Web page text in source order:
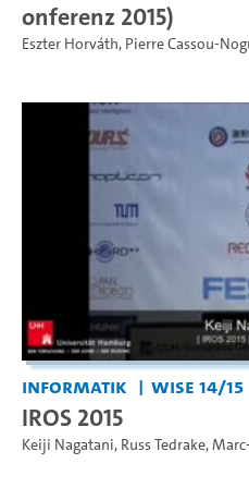
onferenz 2015)
Eszter Horváth, Pierre Cassou-
Informatik WiSe 14/15
IROS 2015
Keiji Nagatani, Russ Tedrake,